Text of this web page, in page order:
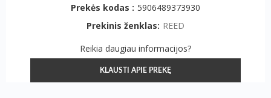
Prekės kodas : 5906489373930
Prekinis ženklas: REED
Reikia daugiau informacijos?
KLAUSTI APIE PREKĘ